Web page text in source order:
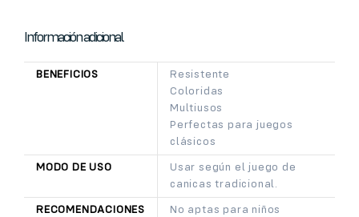
Información adicional
BENEFICIOS
Resistente
Coloridas
Multiusos
Perfectas para juegos
clásicos
MODO DE USO
Usar según el juego de
canicas tradicional.
RECOMENDACIONES
No aptas para niños